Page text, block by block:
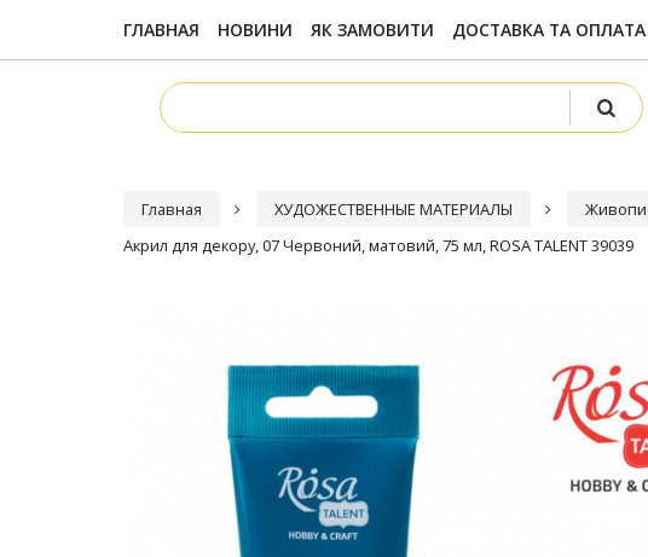
ГЛАВНАЯ НОВИНИ ЯК ЗАМОВИТИ ДОСТАВКА ТА ОПЛАТА
Главная ХУДОЖЕСТВЕННЫЕ МАТЕРИАЛЫ
Акрил для декору, 07 Червоний, матовий, 75 мл, ROSA TALENT 39039